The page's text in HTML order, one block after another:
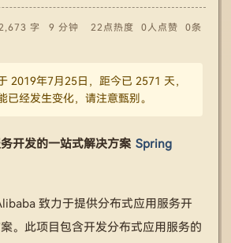
字 9 分钟 22点热度 0人点赞
0条
2019年7月25日，距今已 2571 天，
已经发生变化，请注意甄别。
开发的一站式解决方案 Spring
致力于提供分布式应用服务开
。此项目包含开发分布式应用服务的